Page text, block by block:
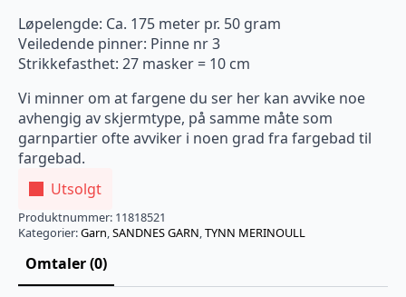
Løpelengde: Ca. 175 meter pr. 50 gram
Veiledende pinner: Pinne nr 3
Strikkefasthet: 27 masker = 10 cm
Vi minner om at fargene du ser her kan avvike noe
avhengig av skjermtype, på samme måte som
garnpartier ofte avviker i noen grad fra fargebad til
fargebad.
Utsolgt
Produktnummer: 11818521
Kategorier:Garn,SANDNES GARN,TYNN MERINOULL
Omtaler (0)